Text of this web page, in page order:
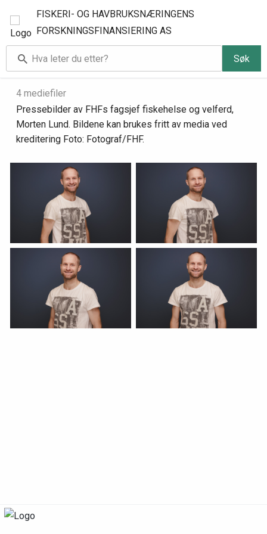
FISKERI- OG HAVBRUKSNÆRINGENS
FORSKNINGSFINANSIERING AS
Søk
Pressebilder Morten Lund
4 mediefiler
Pressebilder av FHFs fagsjef fiskehelse og velferd,
Morten Lund. Bildene kan brukes fritt av media ved
kreditering Foto: Fotograf/FHF.